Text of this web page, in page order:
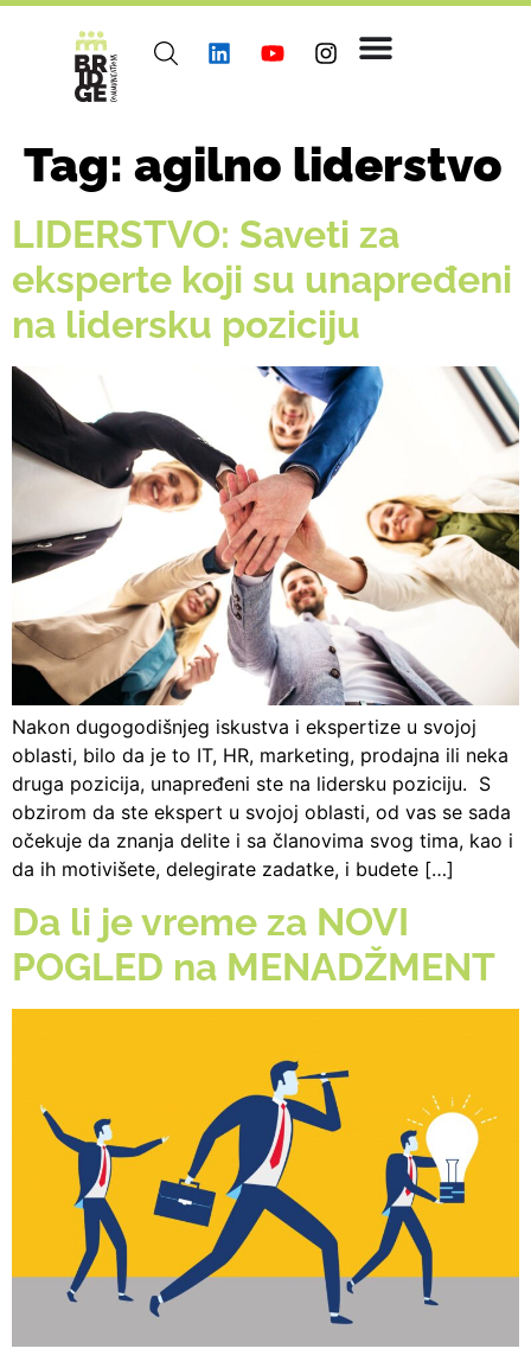
Tag: agilno liderstvo
LIDERSTVO: Saveti za
eksperte koji su unapređeni
na lidersku poziciju
Nakon dugogodišnjeg iskustva i ekspertize u svojoj
oblasti, bilo da je to IT, HR, marketing, prodajna ili neka
druga pozicija, unapređeni ste na lidersku poziciju. S
obzirom da ste ekspert u svojoj oblasti, od vas se sada
očekuje da znanja delite i sa članovima svog tima, kao i
da ih motivišete, delegirate zadatke, i budete […]
Da li je vreme za NOVI
POGLED na MENADŽMENT